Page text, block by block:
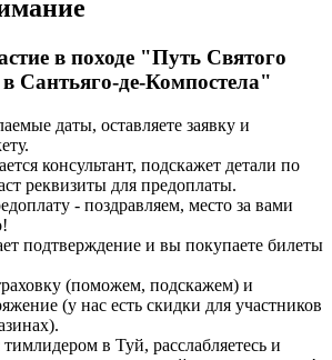
в походе "Путь Святого
Сантьяго-де-Компостела"
даты, оставляете заявку и
консультант, подскажет детали по
реквизиты для предоплаты.
- поздравляем, место за вами
подтверждение и вы покупаете билеты
(поможем, подскажем) и
(у нас есть скидки для участников
тимлидером в Туй, расслабляетесь и